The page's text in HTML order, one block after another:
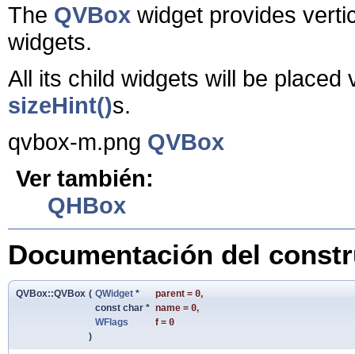
The QVBox widget provides
widgets.
All its child widgets will be
sizeHint()s.
qvbox-m.png QVBox
Ver también:
QHBox
Documentación del
QVBox::QVBox ( QWidget * parent = 0,
const char * name = 0,
WFlags
f = 0
)